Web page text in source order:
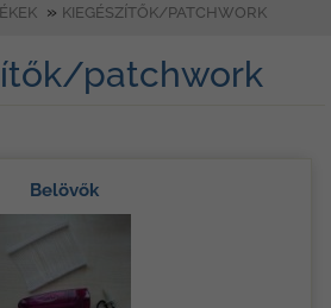
» KIEGÉSZÍTŐK/PATCHWORK
patchwork
Belövők